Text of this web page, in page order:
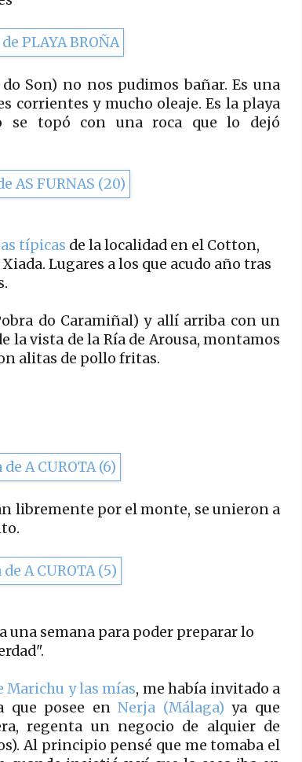
Son) no nos pudimos bañar. Es una
corrientes y mucho oleaje. Es la playa
se topó con una roca que lo dejó
típicas de la localidad en el Cotton,
Lugares a los que acudo año tras
do Caramiñal) y allí arriba con un
la vista de la Ría de Arousa, montamos
alitas de pollo fritas.
libremente por el monte, se unieron a
una semana para poder preparar lo
Marichu y las mías, me había invitado a
que posee enNerja (Málaga) ya que
regenta un negocio de alquier de
Al principio pensé que me tomaba el